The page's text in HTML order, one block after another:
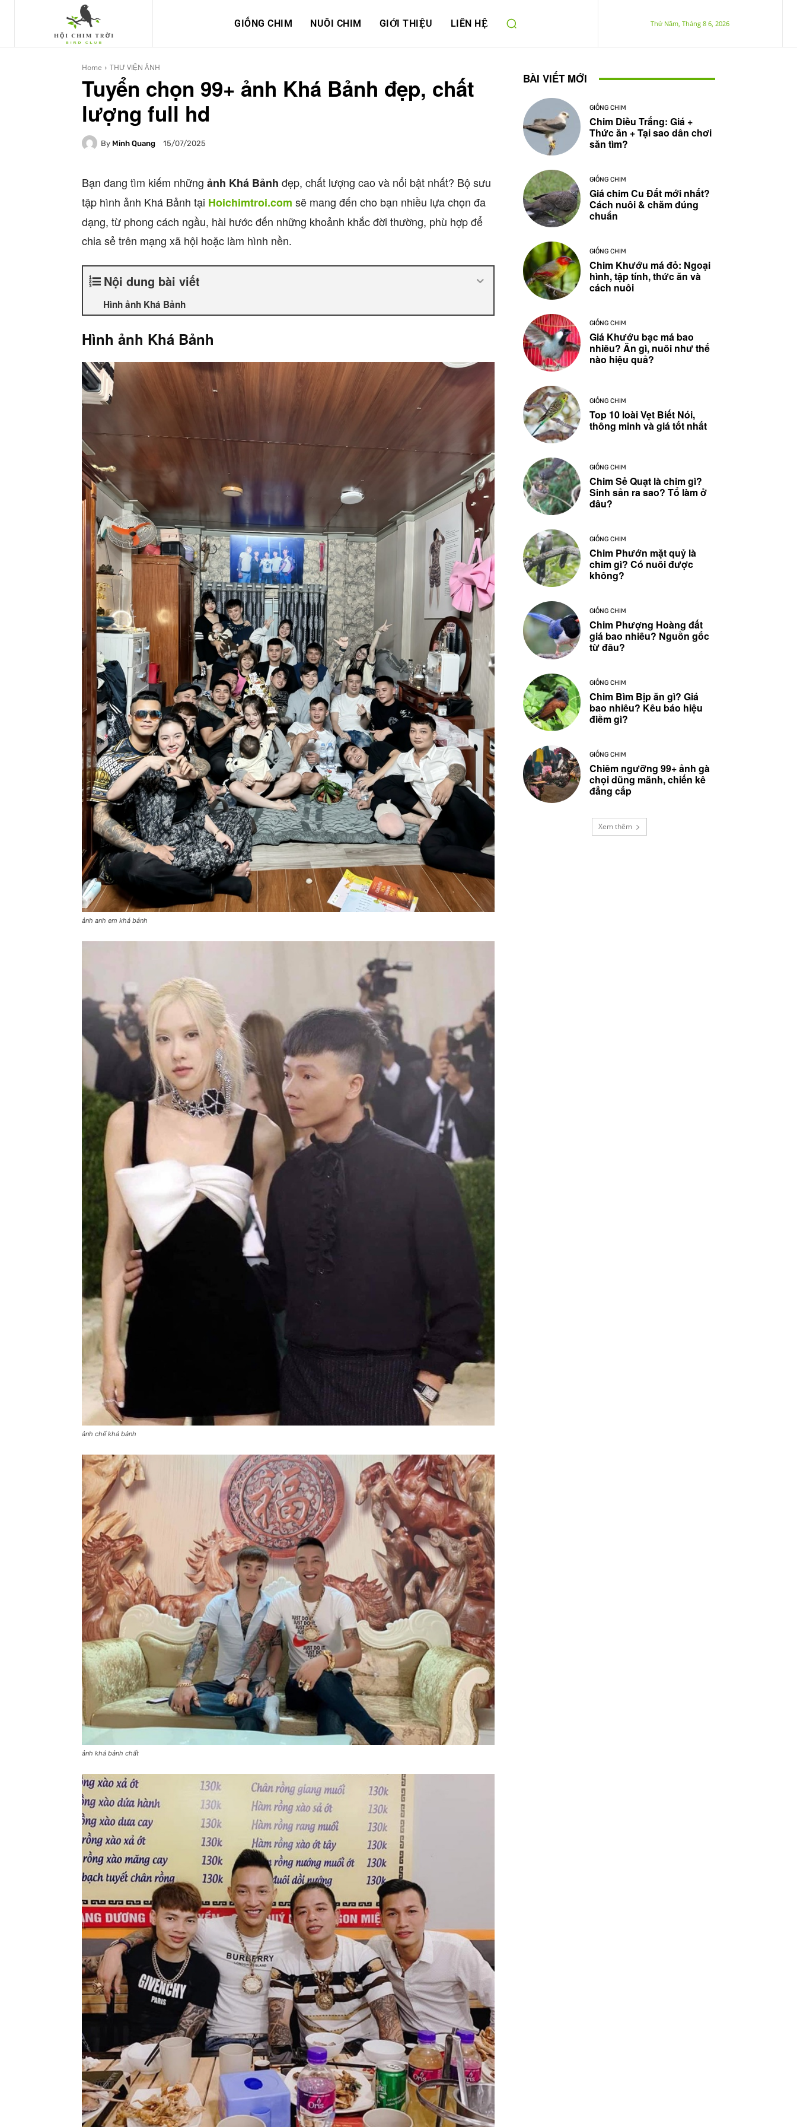
GIỐNG CHIM NUÔI CHIM GIỚI THIỆU LIÊN HỆ Thứ Năm, Tháng 8 6, 2026
Home THƯ VIỆN ẢNH
Tuyển chọn 99+ ảnh Khá Bảnh đẹp, chất
lượng full hd
By Minh Quang 15/07/2025
Bạn đang tìm kiếm những ảnh Khá Bảnh đẹp, chất lượng cao và nổi bật nhất? Bộ sưu
tập hình ảnh Khá Bảnh tại Hoichimtroi.com sẽ mang đến cho bạn nhiều lựa chọn đa
dạng, từ phong cách ngầu, hài hước đến những khoảnh khắc đời thường, phù hợp để
chia sẻ trên mạng xã hội hoặc làm hình nền.
Nội dung bài viết
Hình ảnh Khá Bảnh
Hình ảnh Khá Bảnh
ảnh anh em khá bảnh
ảnh chế khá bảnh
ảnh khá bảnh chất
BÀI VIẾT MỚI
GIỐNG CHIM
Chim Diều Trắng: Giá +
Thức ăn + Tại sao dân chơi
săn tìm?
GIỐNG CHIM
Giá chim Cu Đất mới nhất?
Cách nuôi & chăm đúng
chuẩn
GIỐNG CHIM
Chim Khướu má đỏ: Ngoại
hình, tập tính, thức ăn và
cách nuôi
GIỐNG CHIM
Giá Khướu bạc má bao
nhiêu? Ăn gì, nuôi như thế
nào hiệu quả?
GIỐNG CHIM
Top 10 loài Vẹt Biết Nói,
thông minh và giá tốt nhất
GIỐNG CHIM
Chim Sẻ Quạt là chim gì?
Sinh sản ra sao? Tổ làm ở
đâu?
GIỐNG CHIM
Chim Phướn mặt quỷ là
chim gì? Có nuôi được
không?
GIỐNG CHIM
Chim Phượng Hoàng đất
giá bao nhiêu? Nguồn gốc
từ đâu?
GIỐNG CHIM
Chim Bìm Bịp ăn gì? Giá
bao nhiêu? Kêu báo hiệu
điềm gì?
GIỐNG CHIM
Chiêm ngưỡng 99+ ảnh gà
chọi dũng mãnh, chiến kê
đẳng cấp
Xem thêm